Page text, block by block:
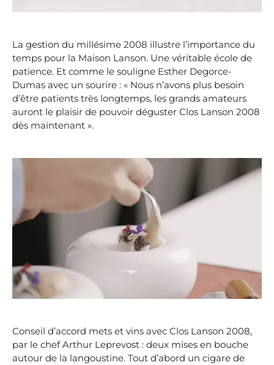
La gestion du millésime 2008 illustre l’importance du
temps pour la Maison Lanson. Une véritable école de
patience. Et comme le souligne Esther Degorce-
Dumas avec un sourire : « Nous n’avons plus besoin
d’être patients très longtemps, les grands amateurs
auront le plaisir de pouvoir déguster Clos Lanson 2008
dès maintenant ».
Conseil d’accord mets et vins avec Clos Lanson 2008,
par le chef Arthur Leprevost : deux mises en bouche
autour de la langoustine. Tout d’abord un cigare de